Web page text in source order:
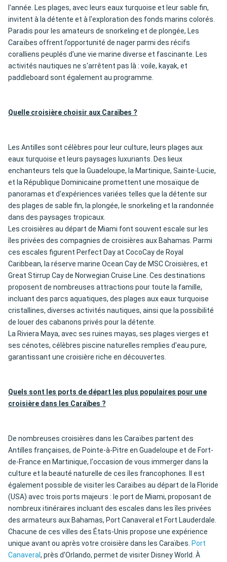
l'année. Les plages, avec leurs eaux turquoise et leur sable fin,
invitent à la détente et à l'exploration des fonds marins colorés.
Paradis pour les amateurs de snorkeling et de plongée, Les
Caraïbes offrent l’opportunité de nager parmi des récifs
coralliens peuplés d'une vie marine diverse et fascinante. Les
activités nautiques ne s'arrêtent pas là : voile, kayak, et
paddleboard sont également au programme.
Quelle croisière choisir aux Caraïbes ?
Les Antilles sont célèbres pour leur culture, leurs plages aux
eaux turquoise et leurs paysages luxuriants. Des lieux
enchanteurs tels que la Guadeloupe, la Martinique, Sainte-Lucie,
et la République Dominicaine promettent une mosaïque de
panoramas et d'expériences variées telles que la détente sur
des plages de sable fin, la plongée, le snorkeling et la randonnée
dans des paysages tropicaux.
Les croisières au départ de Miami font souvent escale sur les
îles privées des compagnies de croisières aux Bahamas. Parmi
ces escales figurent Perfect Day at CocoCay de Royal
Caribbean, la réserve marine Ocean Cay de MSC Croisières, et
Great Stirrup Cay de Norwegian Cruise Line. Ces destinations
proposent de nombreuses attractions pour toute la famille,
incluant des parcs aquatiques, des plages aux eaux turquoise
cristallines, diverses activités nautiques, ainsi que la possibilité
de louer des cabanons privés pour la détente.
La Riviera Maya, avec ses ruines mayas, ses plages vierges et
ses cénotes, célèbres piscine naturelles remplies d'eau pure,
garantissant une croisière riche en découvertes.
Quels sont les ports de départ les plus populaires pour une
croisière dans les Caraïbes ?
De nombreuses croisières dans les Caraïbes partent des
Antilles françaises, de Pointe-à-Pitre en Guadeloupe et de Fort-
de-France en Martinique, l'occasion de vous immerger dans la
culture et la beauté naturelle de ces îles francophones. Il est
également possible de visiter les Caraïbes au départ de la Floride
(USA) avec trois ports majeurs : le port de Miami, proposant de
nombreux itinéraires incluant des escales dans les îles privées
des armateurs aux Bahamas, Port Canaveral et Fort Lauderdale.
Chacune de ces villes des États-Unis propose une expérience
unique avant ou après votre croisière dans les Caraïbes. Port
Canaveral, près d'Orlando, permet de visiter Disney World. À